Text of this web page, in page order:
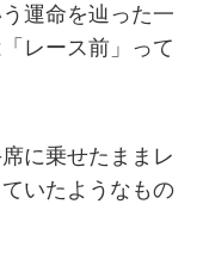
運命を辿った一
レース前」って
に乗せたままレ
いたようなもの